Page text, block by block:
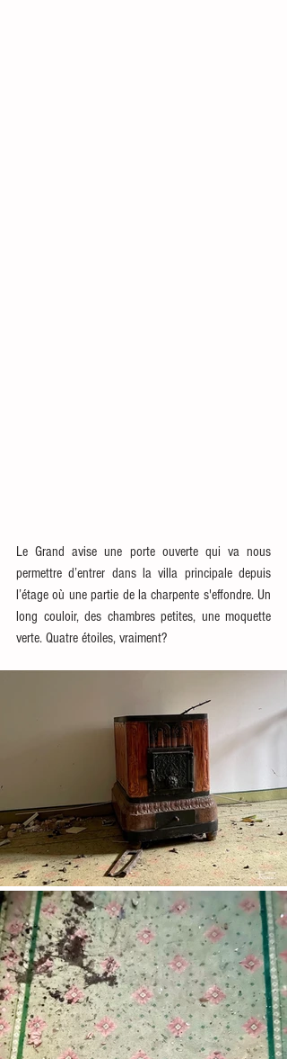
Le Grand avise une porte ouverte qui va nous
permettre d’entrer dans la villa principale depuis
l’étage où une partie de la charpente s'effondre. Un
long couloir, des chambres petites, une moquette
verte. Quatre étoiles, vraiment?